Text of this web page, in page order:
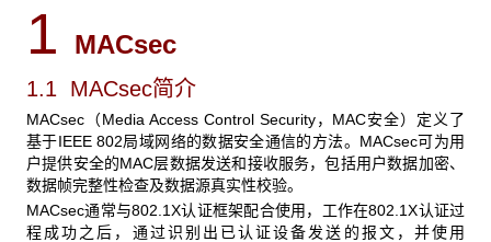
1 MACsec
1.1 MACsec简介
MACsec（Media Access Control Security，MAC安全）定义了
基于IEEE 802局域网络的数据安全通信的方法。MACsec可为用
户提供安全的MAC层数据发送和接收服务，包括用户数据加密、
数据帧完整性检查及数据源真实性校验。
MACsec通常与802.1X认证框架配合使用，工作在802.1X认证过
程成功之后，通过识别出已认证设备发送的报文，并使用